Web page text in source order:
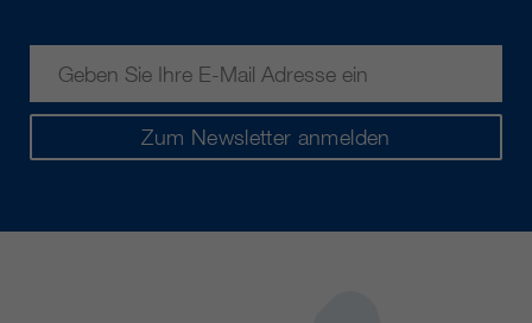
Zum Newsletter anmelden